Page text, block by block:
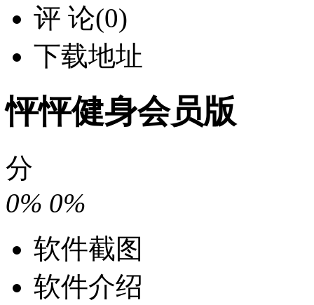
评 论(0)
下载地址
怦怦健身会员版
分
0% 0%
软件截图
软件介绍